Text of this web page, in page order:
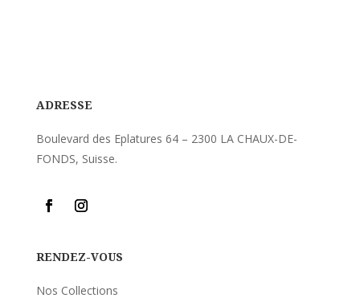
ADRESSE
Boulevard des Eplatures 64 – 2300 LA CHAUX-DE-
FONDS, Suisse.
RENDEZ-VOUS
Nos Collections